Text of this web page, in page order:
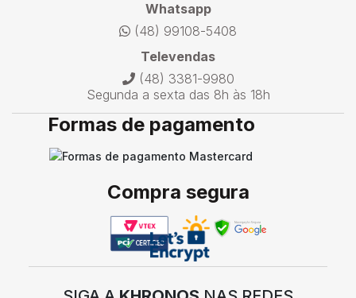
Whatsapp
(48) 99108-5408
Televendas
(48) 3381-9980
Segunda a sexta das 8h às 18h
Formas de pagamento
Compra segura